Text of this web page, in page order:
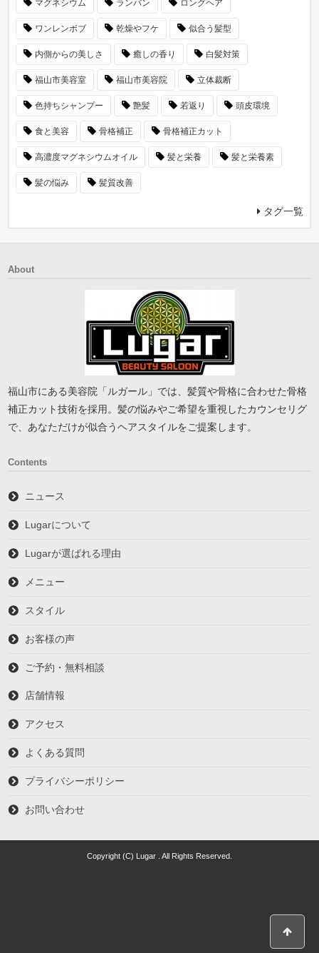
マグネシウム ランバン ロングヘア
ワンレンボブ 乾燥やフケ 似合う髪型
内側からの美しさ 癒しの香り 白髪対策
福山市美容室 福山市美容院 立体裁断
色持ちシャンプー 艶髪 若返り 頭皮環境
食と美容 骨格補正 骨格補正カット
高濃度マグネシウムオイル 髪と栄養 髪と栄養素
髪の悩み 髪質改善
タグ一覧
About
福山市にある美容院「ルガール」では、髪質や骨格に合わせた骨格
補正カット技術を採用。髪の悩みやご希望を重視したカウンセリグ
で、あなただけが似合うヘアスタイルをご提案します。
Contents
ニュース
Lugarについて
Lugarが選ばれる理由
メニュー
スタイル
お客様の声
ご予約・無料相談
店舗情報
アクセス
よくある質問
プライバシーポリシー
お問い合わせ
Copyright (C) Lugar . All Rights Reserved.